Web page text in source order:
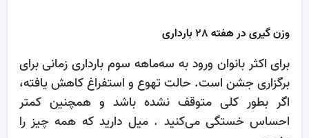
وزن گیری در هفته 28 بارداری
برای اکثر بانوان ورود به سه‌ماهه سوم بارداری زمانی برای
برگزاری جشن است. حالت تهوع و استفراغ کاهش یافته،
اگر بطور کلی متوقف نشده باشد و همچنین کمتر
احساس خستگی می‌کنید . میل دارید که همه چیز را